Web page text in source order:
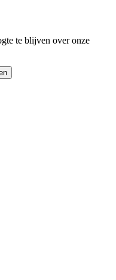
te blijven over onze